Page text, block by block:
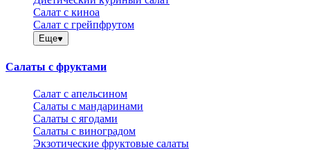
Салат с киноа
Салат с грейпфрутом
Еще
Салаты с фруктами
Салат с апельсином
Салаты с мандаринами
Салаты с ягодами
Салаты с виноградом
Экзотические фруктовые салаты